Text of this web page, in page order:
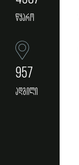
წყარო
957
ადგილი